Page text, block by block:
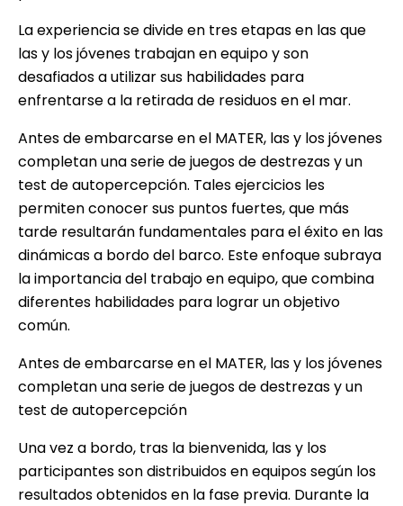
La experiencia se divide en tres etapas en las que
las y los jóvenes trabajan en equipo y son
desafiados a utilizar sus habilidades para
enfrentarse a la retirada de residuos en el mar.
Antes de embarcarse en el MATER, las y los jóvenes
completan una serie de juegos de destrezas y un
test de autopercepción. Tales ejercicios les
permiten conocer sus puntos fuertes, que más
tarde resultarán fundamentales para el éxito en las
dinámicas a bordo del barco. Este enfoque subraya
la importancia del trabajo en equipo, que combina
diferentes habilidades para lograr un objetivo
común.
Antes de embarcarse en el MATER, las y los jóvenes
completan una serie de juegos de destrezas y un
test de autopercepción
Una vez a bordo, tras la bienvenida, las y los
participantes son distribuidos en equipos según los
resultados obtenidos en la fase previa. Durante la